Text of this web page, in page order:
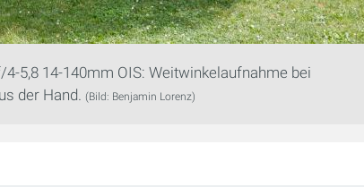
5,8 14-140mm OIS: Weitwinkelaufnahme bei
der Hand. (Bild: Benjamin Lorenz)